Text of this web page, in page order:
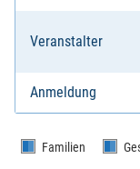
Veranstalter
Anmeldung
Familien